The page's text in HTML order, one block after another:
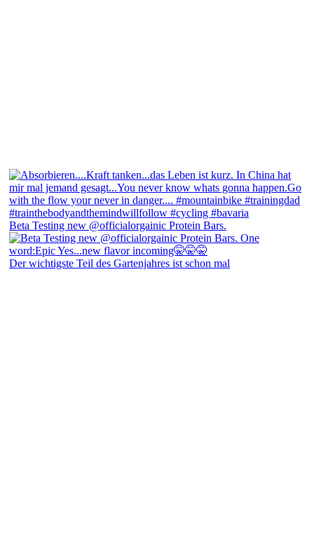
Beta Testing new @officialorgainic Protein Bars.
Der wichtigste Teil des Gartenjahres ist schon mal